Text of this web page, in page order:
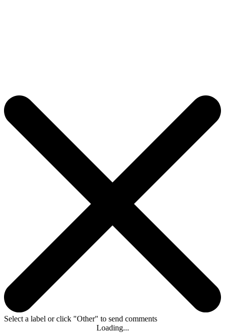
Select a label or click "Other" to send comments
Loading...